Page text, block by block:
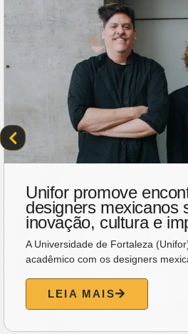
Unifor promove
designers mexicanos
inovação, cultura e
A Universidade de Fortaleza
acadêmico com os designers
LEIA MAIS